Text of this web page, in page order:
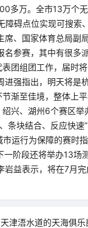
多万。全市13万个
碍点位实现可搜索
、国家体育总局副
参赛，其中有很多
团组团工作，届时
进强指出，明天将
渐至佳境，整体上
兴、湖州6个赛区
条块结合、反应快
运行为保障的赛时
阶段还将举办13场
岩益表示，将在7月
津浯水道的天海俱